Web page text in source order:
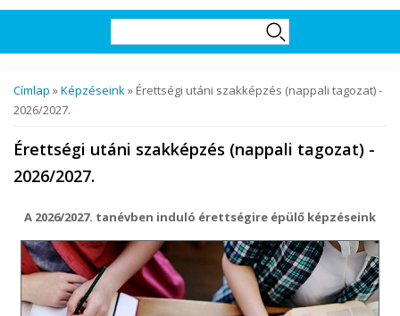
Jelenlegi hely
Címlap »Képzéseink» Érettségi utáni szakképzés (nappali tagozat) -
2026/2027.
Érettségi utáni szakképzés (nappali tagozat) -
2026/2027.
A 2026/2027. tanévben induló érettségire épülő képzéseink